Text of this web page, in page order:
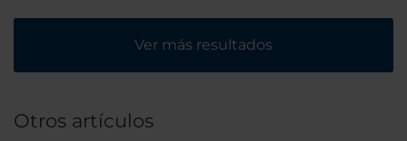
Ver más resultados
Otros artículos